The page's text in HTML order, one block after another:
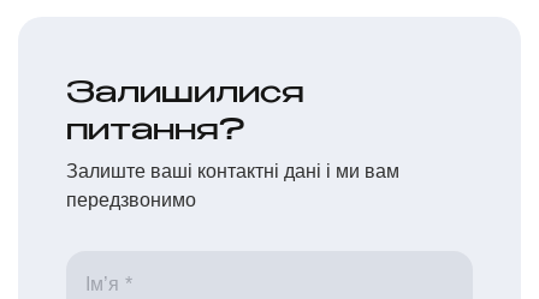
Залишилися
питання?
Залиште ваші контактні дані і ми вам
передзвонимо